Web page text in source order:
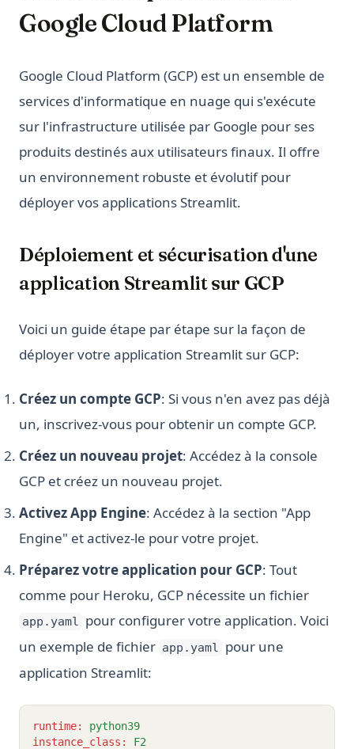
Google Cloud Platform
Google Cloud Platform (GCP) est un ensemble de
services d'informatique en nuage qui s'exécute
sur l'infrastructure utilisée par Google pour ses
produits destinés aux utilisateurs finaux. Il offre
un environnement robuste et évolutif pour
déployer vos applications Streamlit.
Déploiement et sécurisation d'une
application Streamlit sur GCP
Voici un guide étape par étape sur la façon de
déployer votre application Streamlit sur GCP:
Créez un compte GCP: Si vous n'en avez pas déjà
un, inscrivez-vous pour obtenir un compte GCP.
Créez un nouveau projet: Accédez à la console
GCP et créez un nouveau projet.
Activez App Engine: Accédez à la section "App
Engine" et activez-le pour votre projet.
Préparez votre application pour GCP: Tout
comme pour Heroku, GCP nécessite un fichier
app.yaml pour configurer votre application. Voici
un exemple de fichier app.yaml pour une
application Streamlit:
runtime:
python39
instance_class :
F2